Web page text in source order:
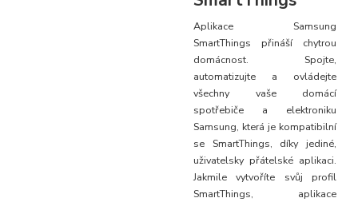
Aplikace Samsung
SmartThings přináší chytrou
domácnost. Spojte,
automatizujte a ovládejte
všechny vaše domácí
spotřebiče a elektroniku
Samsung, která je kompatibilní
se SmartThings, díky jediné,
uživatelsky přátelské aplikaci.
Jakmile vytvoříte svůj profil
SmartThings, aplikace